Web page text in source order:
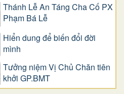
Thánh Lễ An Táng Cha Cố PX
Phạm Bá Lễ
Hiển dung để biến đổi đời
mình
Tưởng niệm Vị Chủ Chăn tiên
khởi GP.BMT